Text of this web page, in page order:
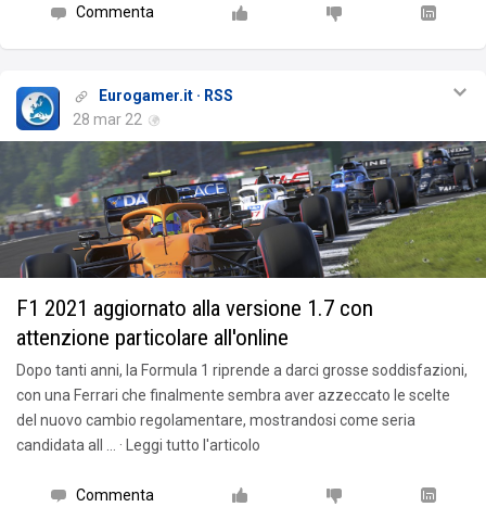
Commenta
Eurogamer.it · RSS
28 mar 22
F1 2021 aggiornato alla versione 1.7 con
attenzione particolare all'online
Dopo tanti anni, la Formula 1 riprende a darci grosse soddisfazioni,
con una Ferrari che finalmente sembra aver azzeccato le scelte
del nuovo cambio regolamentare, mostrandosi come seria
candidata all … · Leggi tutto l'articolo
Commenta